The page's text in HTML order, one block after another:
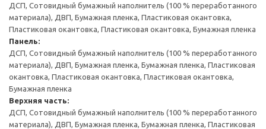
ДСП, Сотовидный бумажный наполнитель (100 % переработанного
материала), ДВП, Бумажная пленка, Пластиковая окантовка,
Пластиковая окантовка, Пластиковая окантовка, Бумажная пленка
Панель:
ДСП, Сотовидный бумажный наполнитель (100 % переработанного
материала), ДВП, Бумажная пленка, Бумажная пленка, Пластиковая
окантовка, Пластиковая окантовка, Пластиковая окантовка,
Бумажная пленка
Верхняя часть:
ДСП, Сотовидный бумажный наполнитель (100 % переработанного
материала), ДВП, Бумажная пленка, Бумажная пленка, Пластиковая